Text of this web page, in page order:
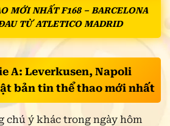
MỚI NHẤT F168 – BARCELONA
TỪ ATLETICO MADRID
A: Leverkusen, Napoli
bản tin thể thao mới nhất
chú ý khác trong ngày hôm